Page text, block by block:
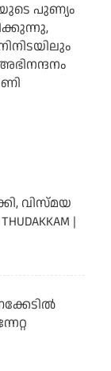
പുണ്യം
വിസ്മയ
|